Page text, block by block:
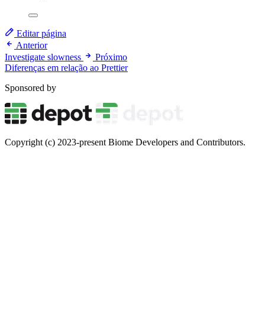
Editar página
Anterior
Investigate slowness
Próximo
Diferenças em relação ao Prettier
Sponsored by
Copyright (c) 2023-present Biome Developers and Contributors.